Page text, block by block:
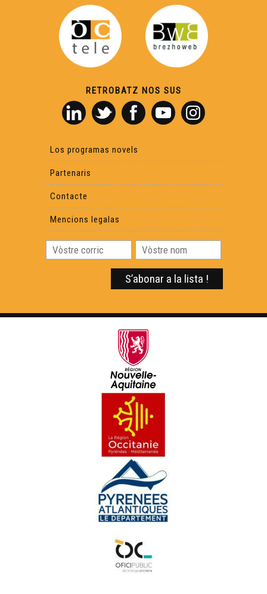
RETROBATZ NOS SUS
Los programas novels
Partenaris
Contacte
Mencions legalas